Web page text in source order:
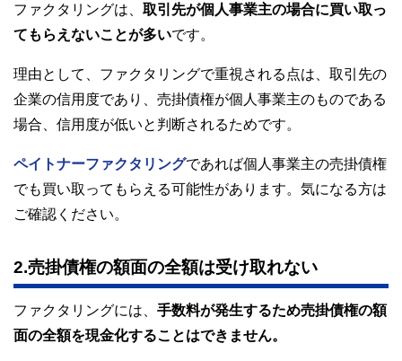
ファクタリングは、 取引先が個人事業主の場合に買い取っ
てもらえないことが多いです。
理由として、ファクタリングで重視される点は、取引先の
企業の信用度であり、売掛債権が個人事業主のものである
場合、信用度が低いと判断されるためです。
ペイトナーファクタリングであれば個人事業主の売掛債権
でも買い取ってもらえる可能性があります。気になる方は
ご確認ください。
2.売掛債権の額面の全額は受け取れない
ファクタリングには、 手数料が発生するため売掛債権の額
面の全額を現金化することはできません。